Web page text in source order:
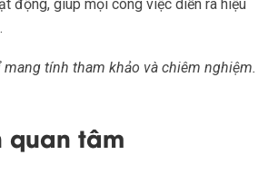
động, giúp mọi công việc diễn ra hiệu
tính tham khảo và chiêm nghiệm.
quan tâm